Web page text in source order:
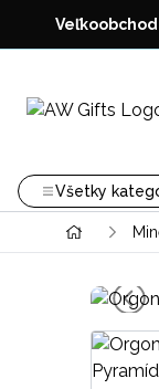
Všetky